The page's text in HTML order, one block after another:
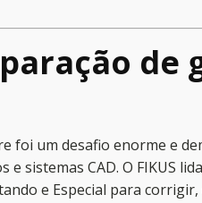
de
foi um desafio enorme e
sistemas CAD. O FIKUS
e Especial para